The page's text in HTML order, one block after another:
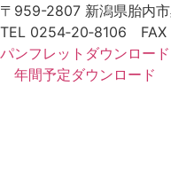
〒959-2807 新潟県胎内
TEL 0254‐20‐8106 FAX
パンフレットダウンロード
年間予定ダウンロード